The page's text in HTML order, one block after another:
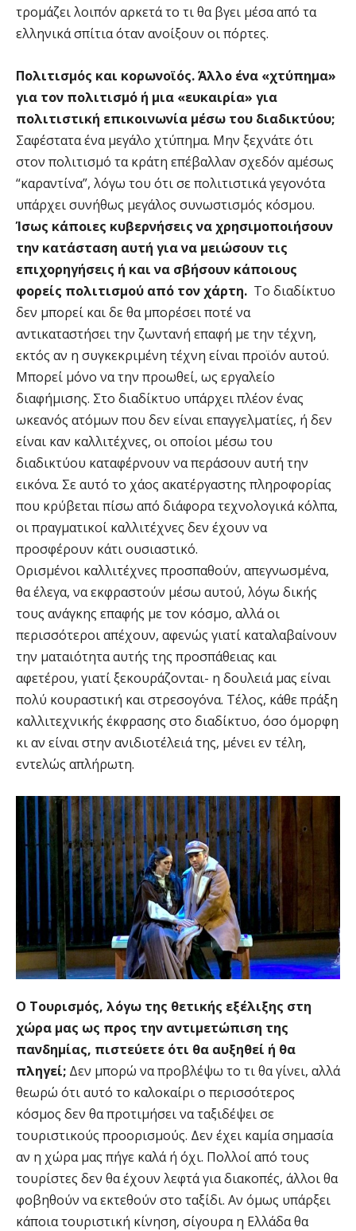
τρομάζει λοιπόν αρκετά το τι θα βγει μέσα από τα
ελληνικά σπίτια όταν ανοίξουν οι πόρτες.
Πολιτισμός και κορωνοϊός. Άλλο ένα «χτύπημα»
για τον πολιτισμό ή μια «ευκαιρία» για
πολιτιστική επικοινωνία μέσω του διαδικτύου;
Σαφέστατα ένα μεγάλο χτύπημα. Μην ξεχνάτε ότι
στον πολιτισμό τα κράτη επέβαλλαν σχεδόν αμέσως
“καραντίνα”, λόγω του ότι σε πολιτιστικά γεγονότα
υπάρχει συνήθως μεγάλος συνωστισμός κόσμου.
Ίσως κάποιες κυβερνήσεις να χρησιμοποιήσουν
την κατάσταση αυτή για να μειώσουν τις
επιχορηγήσεις ή και να σβήσουν κάποιους
φορείς πολιτισμού από τον χάρτη. Το διαδίκτυο
δεν μπορεί και δε θα μπορέσει ποτέ να
αντικαταστήσει την ζωντανή επαφή με την τέχνη,
εκτός αν η συγκεκριμένη τέχνη είναι προϊόν αυτού.
Μπορεί μόνο να την προωθεί, ως εργαλείο
διαφήμισης. Στο διαδίκτυο υπάρχει πλέον ένας
ωκεανός ατόμων που δεν είναι επαγγελματίες, ή δεν
είναι καν καλλιτέχνες, οι οποίοι μέσω του
διαδικτύου καταφέρνουν να περάσουν αυτή την
εικόνα. Σε αυτό το χάος ακατέργαστης πληροφορίας
που κρύβεται πίσω από διάφορα τεχνολογικά κόλπα,
οι πραγματικοί καλλιτέχνες δεν έχουν να
προσφέρουν κάτι ουσιαστικό.
Ορισμένοι καλλιτέχνες προσπαθούν, απεγνωσμένα,
θα έλεγα, να εκφραστούν μέσω αυτού, λόγω δικής
τους ανάγκης επαφής με τον κόσμο, αλλά οι
περισσότεροι απέχουν, αφενώς γιατί καταλαβαίνουν
την ματαιότητα αυτής της προσπάθειας και
αφετέρου, γιατί ξεκουράζονται- η δουλειά μας είναι
πολύ κουραστική και στρεσογόνα. Τέλος, κάθε πράξη
καλλιτεχνικής έκφρασης στο διαδίκτυο, όσο όμορφη
κι αν είναι στην ανιδιοτέλειά της, μένει εν τέλη,
εντελώς απλήρωτη.
Ο Τουρισμός, λόγω της θετικής εξέλιξης στη
χώρα μας ως προς την αντιμετώπιση της
πανδημίας, πιστεύετε ότι θα αυξηθεί ή θα
πληγεί; Δεν μπορώ να προβλέψω το τι θα γίνει, αλλά
θεωρώ ότι αυτό το καλοκαίρι ο περισσότερος
κόσμος δεν θα προτιμήσει να ταξιδέψει σε
τουριστικούς προορισμούς. Δεν έχει καμία σημασία
αν η χώρα μας πήγε καλά ή όχι. Πολλοί από τους
τουρίστες δεν θα έχουν λεφτά για διακοπές, άλλοι θα
φοβηθούν να εκτεθούν στο ταξίδι. Αν όμως υπάρξει
κάποια τουριστική κίνηση, σίγουρα η Ελλάδα θα